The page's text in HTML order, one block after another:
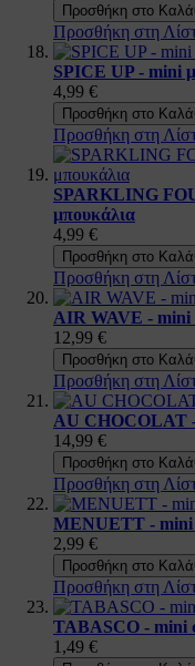
Προσθήκη στο
Προσθήκη στη
SPICE UP - mini
4,99 €
Προσθήκη στο
Προσθήκη στη
SPARKLING
μπουκάλια
4,99 €
Προσθήκη στο
Προσθήκη στη
AIR WAVE - mini
12,99 €
Προσθήκη στο
Προσθήκη στη
AU CHOCOLAT -
14,99 €
Προσθήκη στο
Προσθήκη στη
MENUETT - mini
2,99 €
Προσθήκη στο
Προσθήκη στη
TABASCO - mini
1,49 €